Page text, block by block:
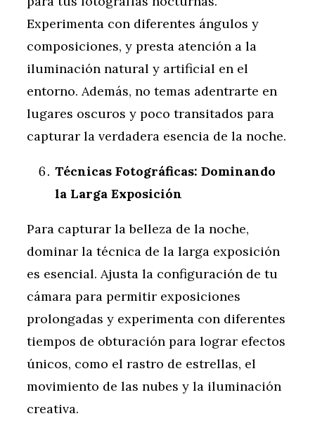
Experimenta con diferentes ángulos y
composiciones, y presta atención a la
iluminación natural y artificial en el
entorno. Además, no temas adentrarte en
lugares oscuros y poco transitados para
capturar la verdadera esencia de la noche.
Técnicas Fotográficas: Dominando
la Larga Exposición
Para capturar la belleza de la noche,
dominar la técnica de la larga exposición
es esencial. Ajusta la configuración de tu
cámara para permitir exposiciones
prolongadas y experimenta con diferentes
tiempos de obturación para lograr efectos
únicos, como el rastro de estrellas, el
movimiento de las nubes y la iluminación
creativa.